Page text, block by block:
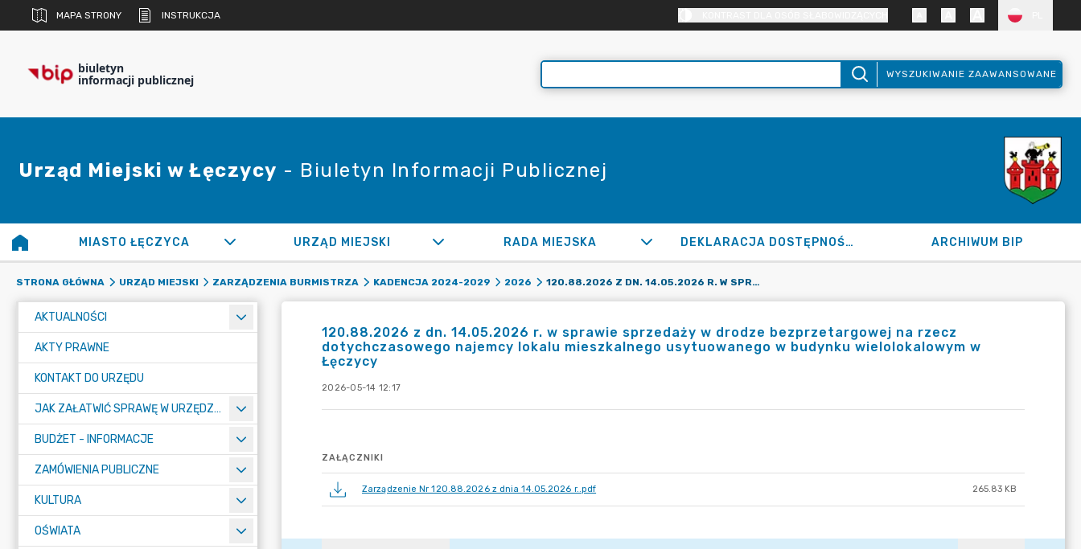
MAPA STRONY INSTRUKCJA
biuletyn
informacji publicznej WYSZUKIWANIE ZAAWANSOWANE
Urząd Miejski w Łęczycy - Biuletyn Informacji Publicznej
MIASTO ŁĘCZYCA URZĄD MIEJSKI RADA MIEJSKA DEKLARACJA DOSTĘPNOŚCI ARCHIWUM BIP
STRONA GŁÓWNA URZĄD MIEJSKI ZARZĄDZENIA BURMISTRZA KADENCJA 2024-2029 2026 120.88.2026 Z DN. 14.05.2026 R. W SPRAWIE SPRZEDAŻY W DRODZE BEZPRZETARGOWEJ NA RZECZ DOTYCHCZASOWEGO NAJEMCY LOKALU MIESZKALNEGO USYTUOWANEGO W BUDYNKU WIELOLOKALOWYM W ŁĘCZYCY
AKTUALNOŚCI
AKTY PRAWNE
KONTAKT DO URZĘDU
JAK ZAŁATWIĆ SPRAWĘ W URZĘDZIE
BUDŻET - INFORMACJE
ZAMÓWIENIA PUBLICZNE
KULTURA
OŚWIATA
120.88.2026 z dn. 14.05.2026 r. w sprawie sprzedaży w drodze bezprzetargowej na rzecz
dotychczasowego najemcy lokalu mieszkalnego usytuowanego w budynku wielolokalowym w
Łęczycy
2026-05-14 12:17
ZAŁĄCZNIKI
Zarządzenie Nr 120.88.2026 z dnia 14.05.2026 r..pdf 265.83 KB